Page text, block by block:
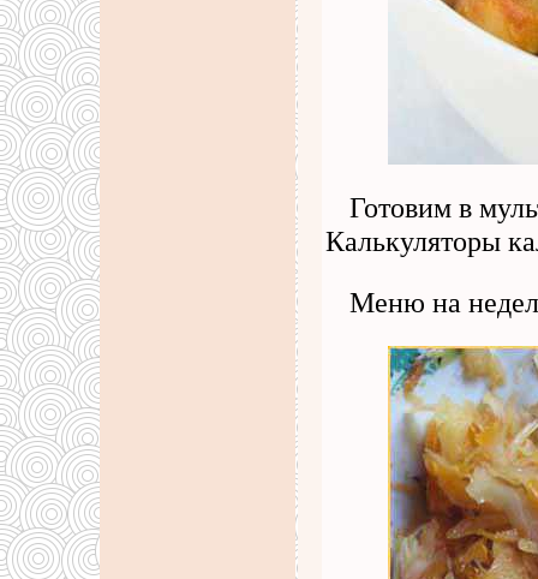
Готовим в
Калькуляторы
Меню на